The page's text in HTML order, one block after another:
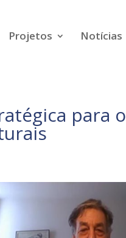
Projetos Notícias
para o